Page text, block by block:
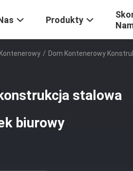
Produkty
/ Dom Kontenerowy
stalowa
biurowy